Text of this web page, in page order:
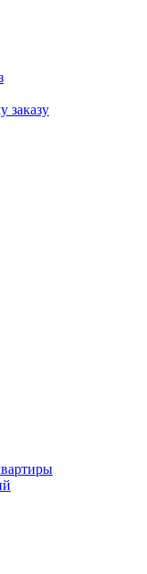
заказу